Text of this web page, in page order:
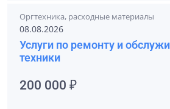
Оргтехника, расходные материалы
08.08.2026
Услуги по ремонту и
техники
200 000 ₽